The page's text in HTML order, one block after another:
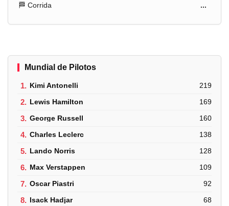
🏁 Corrida ...
Mundial de Pilotos
1. Kimi Antonelli 219
2. Lewis Hamilton 169
3. George Russell 160
4. Charles Leclerc 138
5. Lando Norris 128
6. Max Verstappen 109
7. Oscar Piastri 92
8. Isack Hadjar 68